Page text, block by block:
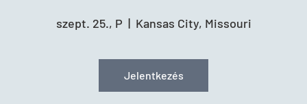
szept. 25., P
  |
Kansas City, Missouri
Jelentkezés